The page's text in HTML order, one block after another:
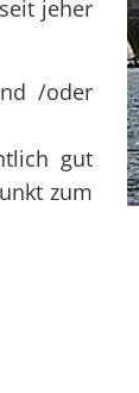
Clubtörns
Unsere
Trainerïnnen
Blog-Archiv
jeher
/oder
gut
zum